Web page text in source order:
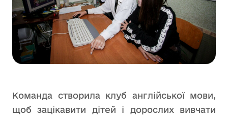
Команда створила клуб англійської мови,
щоб зацікавити дітей і дорослих вивчати